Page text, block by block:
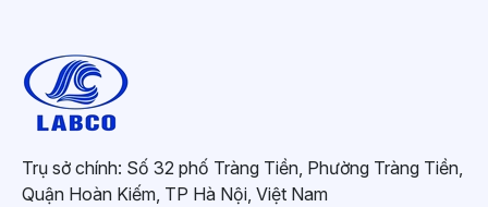
Trụ sở chính: Số 32 phố Tràng Tiền, Phường Tràng Tiền,
Quận Hoàn Kiếm, TP Hà Nội, Việt Nam